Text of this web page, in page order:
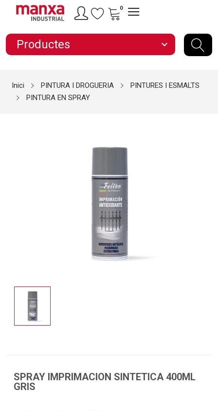
0
Productes expand_more
Inici PINTURA I DROGUERIA
PINTURES I ESMALTS
PINTURA EN SPRAY
SPRAY IMPRIMACION SINTETICA 400ML
GRIS